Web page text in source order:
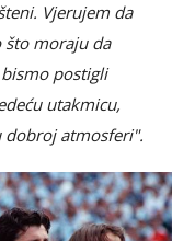
Vjerujem da
što moraju da
postigli
utakmicu,
dobroj atmosferi".